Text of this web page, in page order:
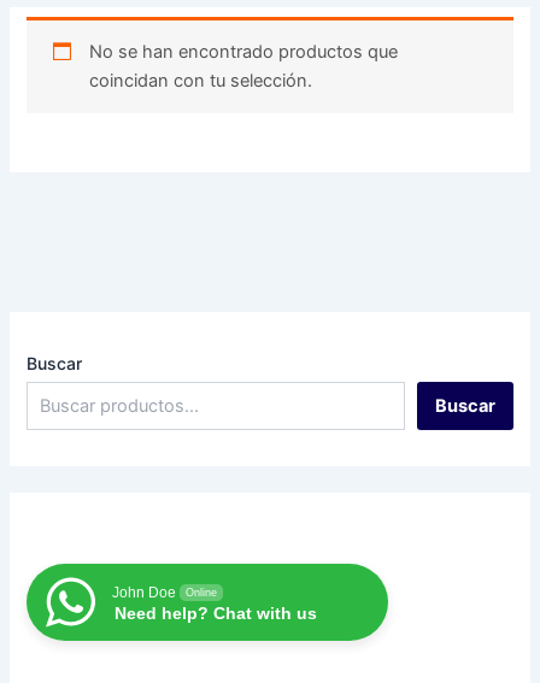
Buscar
Buscar
John Doe Online
Need help? Chat with us
No se han encontrado productos que
coincidan con tu selección.